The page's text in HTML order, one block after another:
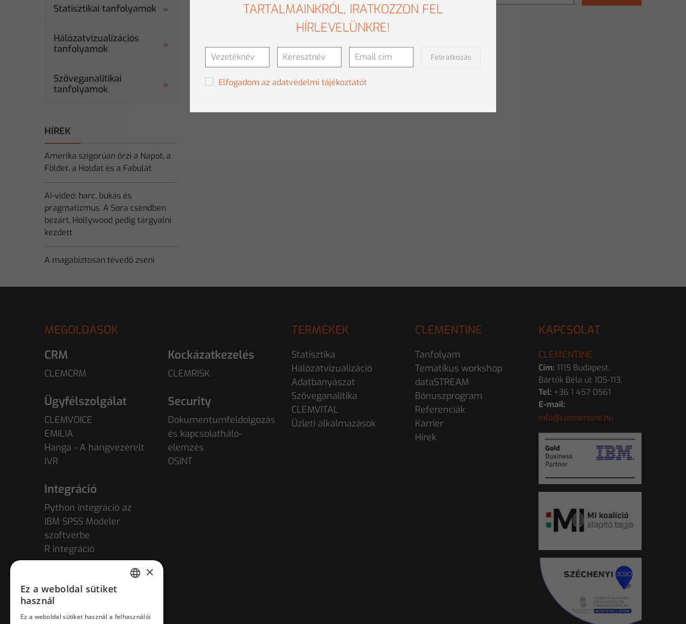
Statisztikai tanfolyamok
Hálózatvizualizációs
tanfolyamok
Szöveganalitikai
tanfolyamok
HÍREK
Amerika szigorúan őrzi a Napot, a
Földet, a Holdat és a Fabulát
AI-videó: harc, bukás és
pragmatizmus. A Sora csendben
bezárt, Hollywood pedig tárgyalni
kezdett
A magabiztosan tévedő zseni
MEGOLDÁSOK
CRM
CLEMCRM
Ügyfélszolgálat
CLEMVOICE
EMILIA
Hanga - A hangvezérelt
IVR
Integráció
Python integráció az
IBM SPSS Modeler
szoftverbe
R integráció
Kockázatkezelés
CLEMRISK
Security
Dokumentumfeldolgozás
és kapcsolatháló-
elemzés
OSINT
TERMÉKEK
Statisztika
Hálózatvizualizáció
Adatbányászat
Szöveganalitika
CLEMVITAL
Üzleti alkalmazások
CLEMENTINE
Tanfolyam
Tematikus workshop
dataSTREAM
Bónuszprogram
Referenciák
Karrier
Hírek
KAPCSOLAT
CLEMENTINE
Cím: 1115 Budapest,
Bartók Béla út 105-113.
Tel: +36 1 457 0561
E-mail:
info@clementine.hu
TARTALMAINKRÓL, IRATKOZZON FEL
HÍRLEVELÜNKRE!
Feliratkozás
Elfogadom az adatvédelmi tájékoztatót
×
Ez a weboldal sütiket
használ
Ez a weboldal sütiket használ a felhasználói